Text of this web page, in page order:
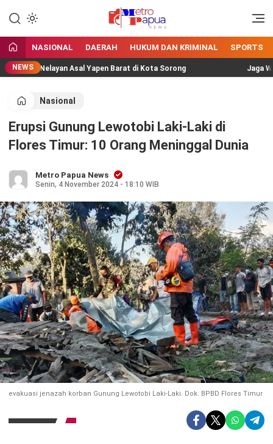
MetroPapua News
Jangan Gentar Bicara Benar
NASIONAL DAERAH HUKUM DAN KRIMINAL SPORTS
NEWS
Nelayan Asal Yapen Barat di Kota Sorong Jaga
Nasional
Erupsi Gunung Lewotobi Laki-Laki di
Flores Timur: 10 Orang Meninggal Dunia
Metro Papua News
Senin, 4 November 2024 - 18:10 WIB
evakuasi jenazah korban Gunung Lewotobi Laki-Laki. Dok. BPBD Flores Timur